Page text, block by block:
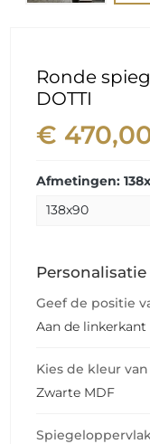
Ronde
DOTTI
€
Afmetingen:
Personalisatie
Geef de positie
Aan de linkerkant
Kies de kleur
Zwarte MDF